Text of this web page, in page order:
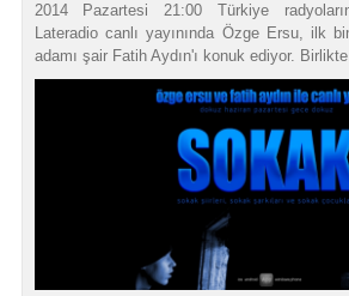
2014 Pazartesi 21:00 Türkiye
Lateradio canlı yayınında Özge Ersu, ilk
adamı şair Fatih Aydın'ı konuk ediyor.